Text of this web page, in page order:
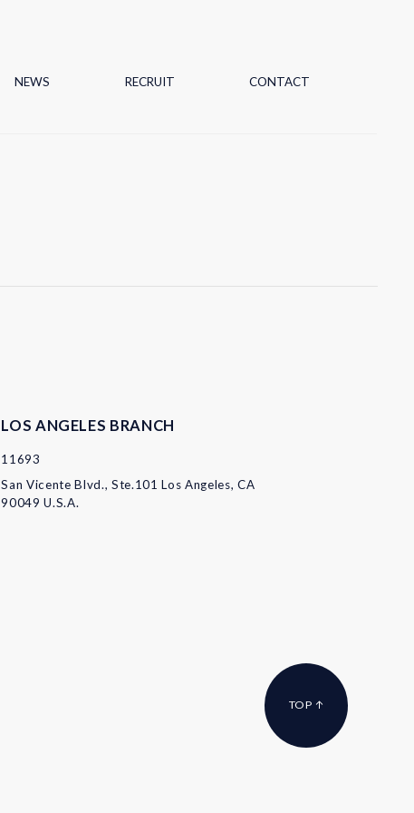
NEWS RECRUIT CONTACT
LOS ANGELES BRANCH
11693
San Vicente Blvd., Ste.101 Los Angeles, CA
90049 U.S.A.
TOP